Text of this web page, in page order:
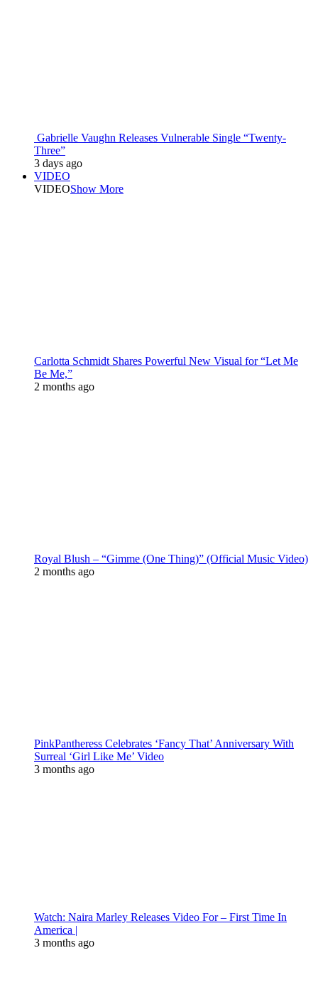
Gabrielle Vaughn Releases Vulnerable Single “Twenty-
Three”
3 days ago
VIDEO
VIDEOShow More
Carlotta Schmidt Shares Powerful New Visual for “Let Me
Be Me,”
2 months ago
Royal Blush – “Gimme (One Thing)” (Official Music Video)
2 months ago
PinkPantheress Celebrates ‘Fancy That’ Anniversary With
Surreal ‘Girl Like Me’ Video
3 months ago
Watch: Naira Marley Releases Video For – First Time In
America |
3 months ago